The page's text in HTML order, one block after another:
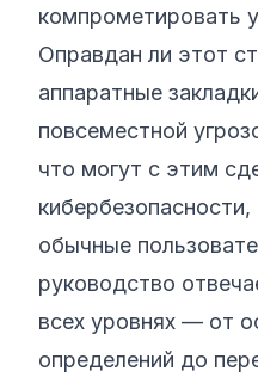
компрометировать
Оправдан ли этот
аппаратные
повсеместной
что могут с этим
обычные
руководство
всех уровнях — от
определений до